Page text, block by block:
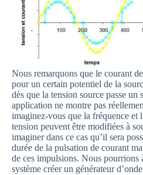
Nous remarquons que le courant
pour un certain potentiel de la
dès que la tension source passe un
application ne montre pas
imaginez-vous que la fréquence et
tension peuvent être modifiées à
imaginer dans ce cas qu’il sera
durée de la pulsation de courant
de ces impulsions. Nous pourrions
système créer un générateur